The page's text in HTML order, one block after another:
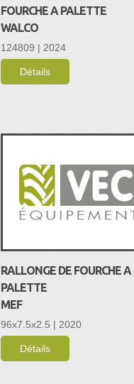
FOURCHE A PALETTE
WALCO
124809 | 2024
Détails
RALLONGE DE FOURCHE A
PALETTE
MEF
96x7.5x2.5 | 2020
Détails